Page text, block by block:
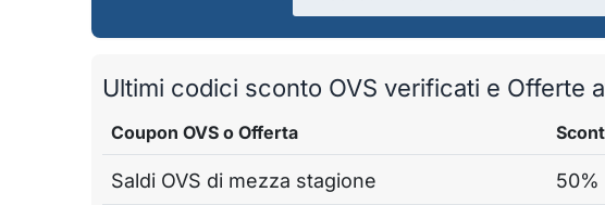
Ultimi codici sconto OVS verificati e Offerte
Coupon OVS o Offerta
Saldi OVS di mezza stagione 50%